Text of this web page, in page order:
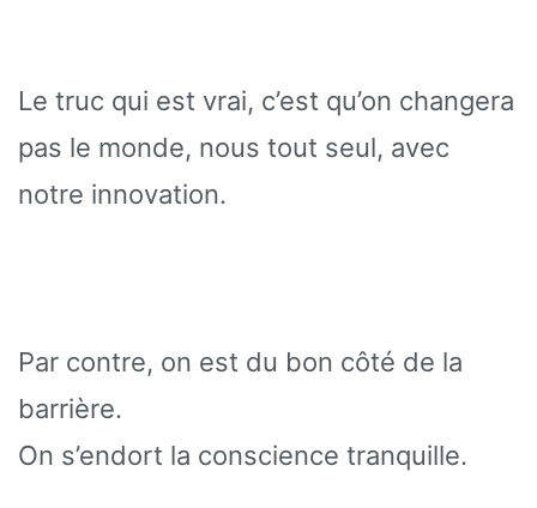
Le truc qui est vrai, c’est qu’on changera
pas le monde, nous tout seul, avec
notre innovation.
Par contre, on est du bon côté de la
barrière.
On s’endort la conscience tranquille.